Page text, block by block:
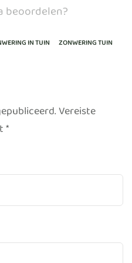
beoordelen?
IN TUIN ZONWERING TUIN
Vereiste
*